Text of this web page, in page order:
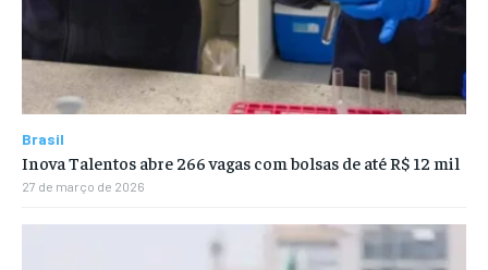
Brasil
Inova Talentos abre 266 vagas com bolsas de até R$ 12 mil
27 de março de 2026